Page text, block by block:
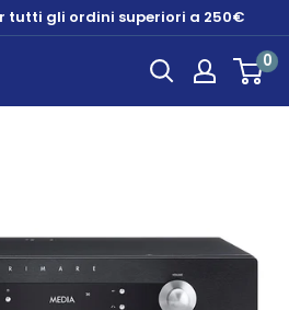
tutti gli ordini superiori a 250€
0